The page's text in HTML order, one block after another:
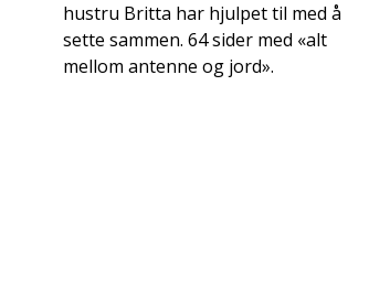
hustru Britta har hjulpet til med å
sette sammen. 64 sider med «alt
mellom antenne og jord».